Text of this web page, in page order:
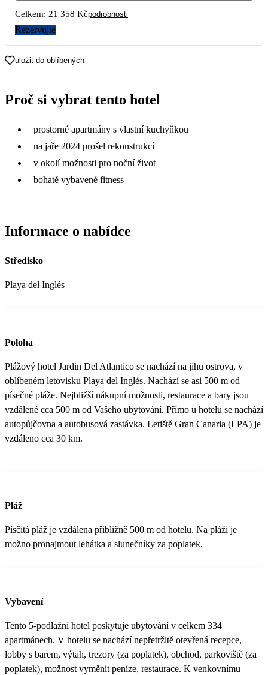
12
12 429
19
17 429
Celkem: 21 358 Kčpodrobnosti
Rezervujte
uložit do oblíbených
Proč si vybrat tento hotel
prostorné apartmány s vlastní kuchyňkou
na jaře 2024 prošel rekonstrukcí
v okolí možnosti pro noční život
bohatě vybavené fitness
Informace o nabídce
Středisko
Playa del Inglés
Poloha
Plážový hotel Jardin Del Atlantico se nachází na jihu ostrova, v
oblíbeném letovisku Playa del Inglés. Nachází se asi 500 m od
písečné pláže. Nejbližší nákupní možnosti, restaurace a bary jsou
vzdálené cca 500 m od Vašeho ubytování. Přímo u hotelu se nachází
autopůjčovna a autobusová zastávka. Letiště Gran Canaria (LPA) je
vzdáleno cca 30 km.
Pláž
Písčitá pláž je vzdálena přibližně 500 m od hotelu. Na pláži je
možno pronajmout lehátka a slunečníky za poplatek.
Vybavení
Tento 5-podlažní hotel poskytuje ubytování v celkem 334
apartmánech. V hotelu se nachází nepřetržitě otevřená recepce,
lobby s barem, výtah, trezory (za poplatek), obchod, parkoviště (za
poplatek), možnost vyměnit peníze, restaurace. K venkovnímu